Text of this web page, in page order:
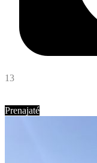
13
Prenajaté